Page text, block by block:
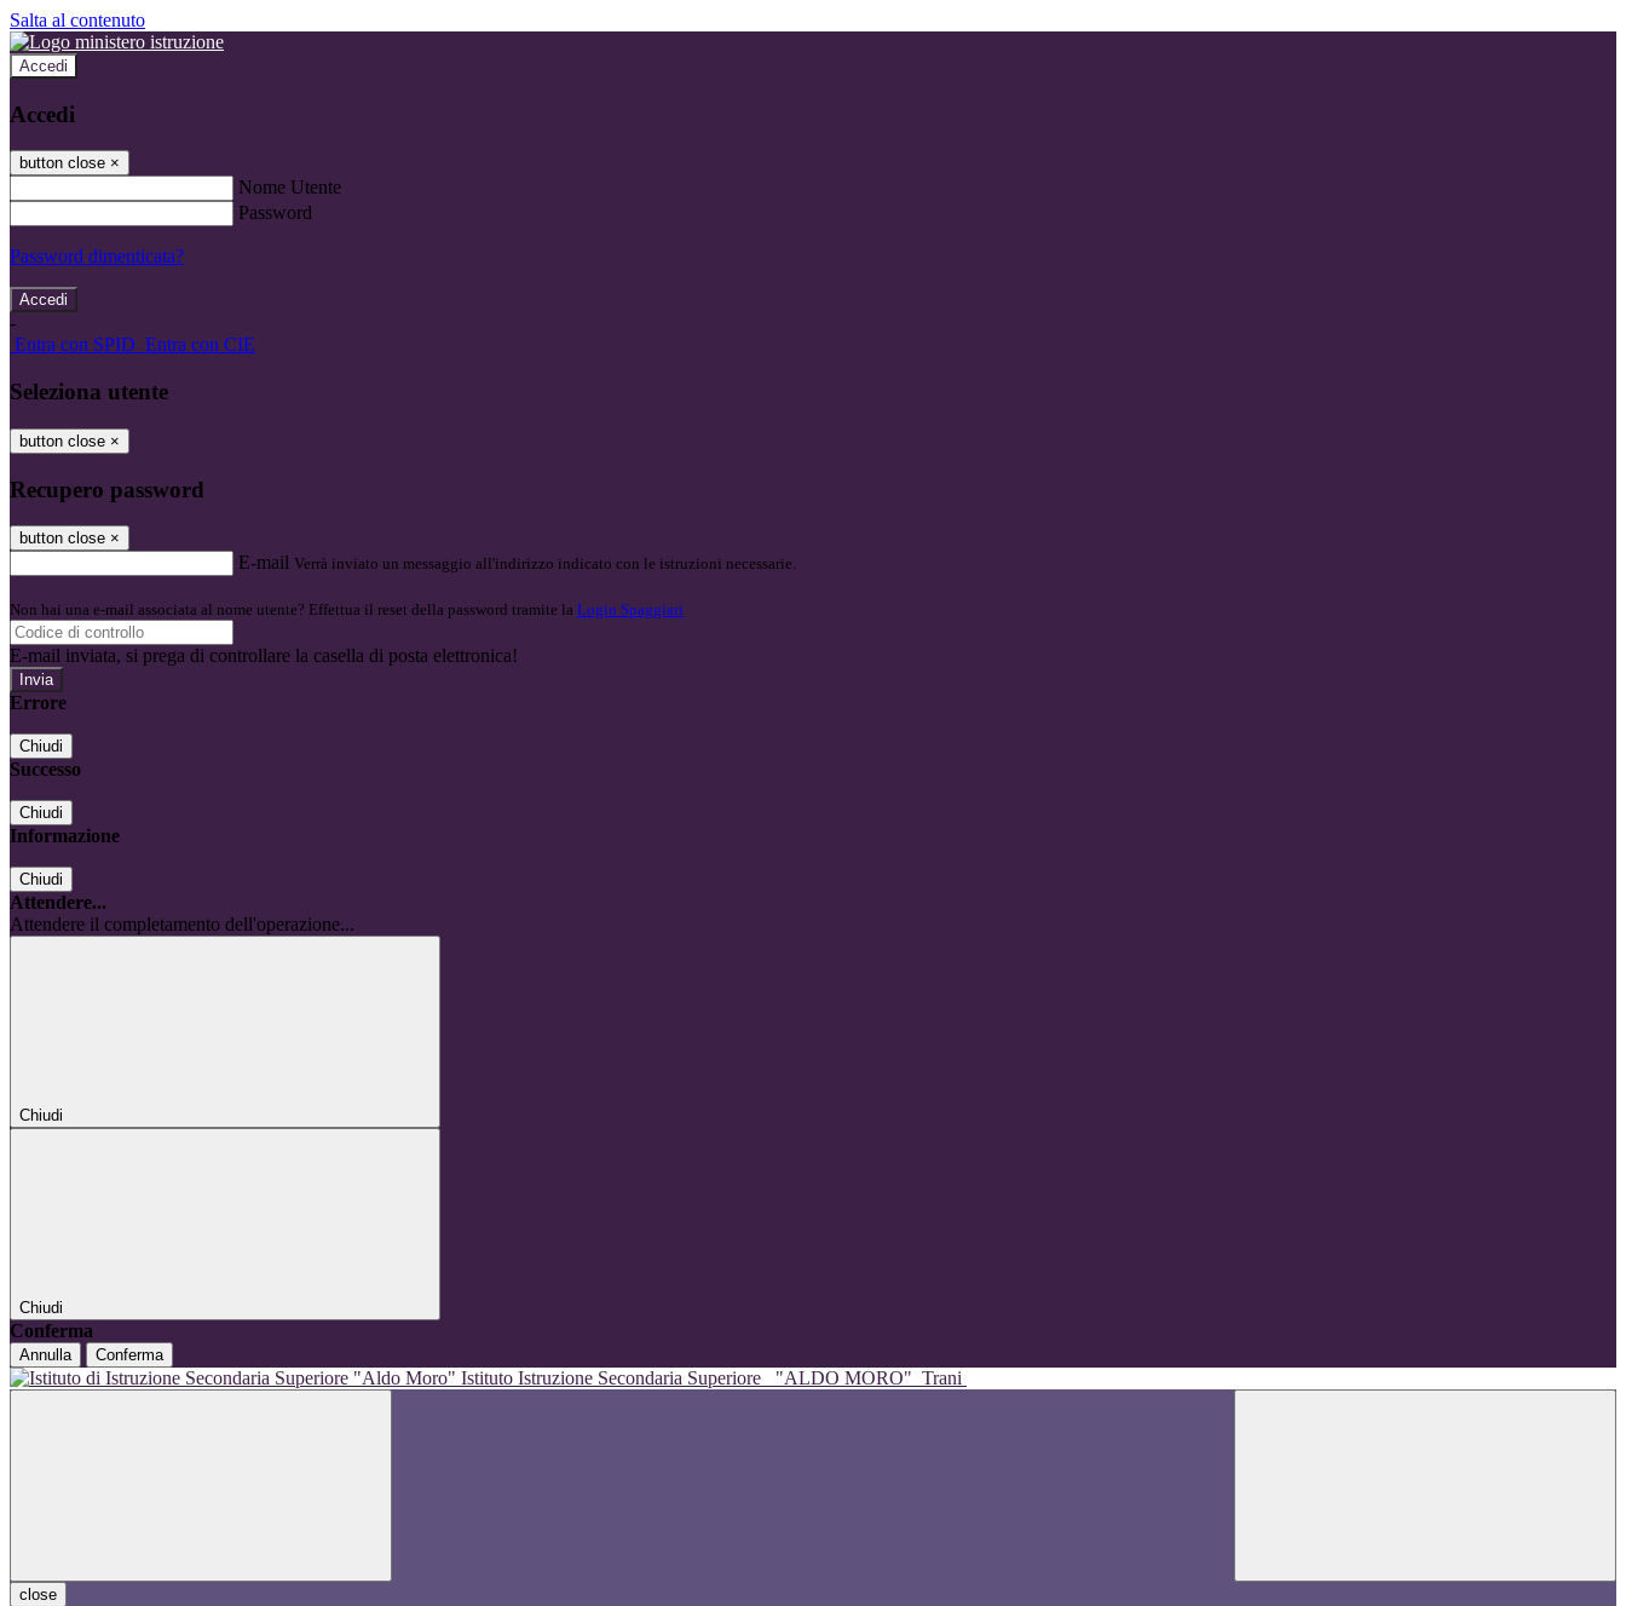
Salta al contenuto
Accedi
Accedi
button close ×
Nome Utente
Password
Password dimenticata?
-
Entra con SPID Entra con CIE
Seleziona utente
button close ×
Recupero password
button close ×
E-mail Verrà inviato un messaggio all'indirizzo indicato con le istruzioni necessarie.
Non hai una e-mail associata al nome utente? Effettua il reset della password tramite la Login Spaggiari
E-mail inviata, si prega di controllare la casella di posta elettronica!
Errore
Chiudi
Successo
Chiudi
Informazione
Chiudi
Attendere...
Attendere il completamento dell'operazione...
Chiudi
Chiudi
Conferma
Annulla Conferma
Istituto Istruzione Secondaria Superiore "ALDO MORO" Trani
close